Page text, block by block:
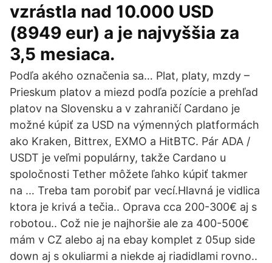
vzrástla nad 10.000 USD
(8949 eur) a je najvyššia za
3,5 mesiaca.
Podľa akého označenia sa… Plat, platy, mzdy –
Prieskum platov a miezd podľa pozície a prehľad
platov na Slovensku a v zahraničí Cardano je
možné kúpiť za USD na výmenných platformách
ako Kraken, Bittrex, EXMO a HitBTC. Pár ADA /
USDT je veľmi populárny, takže Cardano u
spoločnosti Tether môžete ľahko kúpiť takmer
na … Treba tam porobiť par vecí.Hlavná je vidlica
ktora je krivá a tečia.. Oprava cca 200-300€ aj s
robotou.. Což nie je najhoršie ale za 400-500€
mám v CZ alebo aj na ebay komplet z 05up side
down aj s okuliarmi a niekde aj riadidlami rovno..